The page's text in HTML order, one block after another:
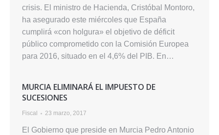
crisis. El ministro de Hacienda, Cristóbal Montoro,
ha asegurado este miércoles que España
cumplirá «con holgura» el objetivo de déficit
público comprometido con la Comisión Europea
para 2016, situado en el 4,6% del PIB. En…
MURCIA ELIMINARÁ EL IMPUESTO DE
SUCESIONES
Fiscal 23 marzo, 2017
El Gobierno que preside en Murcia Pedro Antonio